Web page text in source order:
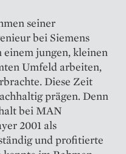
seiner
bei Siemens
jungen, kleinen
Umfeld arbeiten,
Diese Zeit
prägen. Denn
bei MAN
2001 als
und profitierte